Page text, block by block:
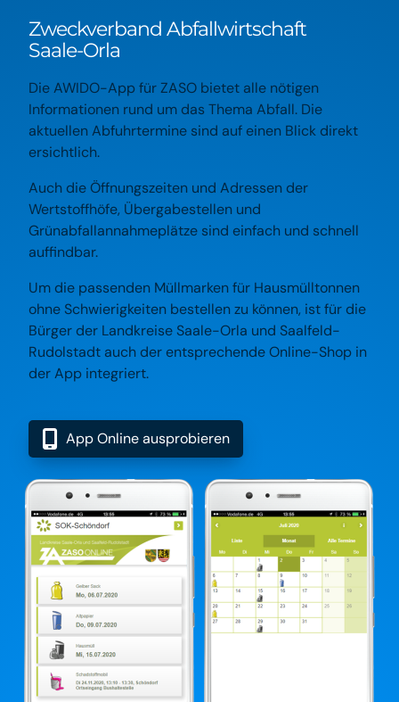
Zweckverband Abfallwirtschaft
Saale-Orla
Die AWIDO-App für ZASO bietet alle nötigen
Informationen rund um das Thema Abfall. Die
aktuellen Abfuhrtermine sind auf einen Blick direkt
ersichtlich.
Auch die Öffnungszeiten und Adressen der
Wertstoffhöfe, Übergabestellen und
Grünabfallannahmeplätze sind einfach und schnell
auffindbar.
Um die passenden Müllmarken für Hausmülltonnen
ohne Schwierigkeiten bestellen zu können, ist für die
Bürger der Landkreise Saale-Orla und Saalfeld-
Rudolstadt auch der entsprechende Online-Shop in
der App integriert.
App Online ausprobieren